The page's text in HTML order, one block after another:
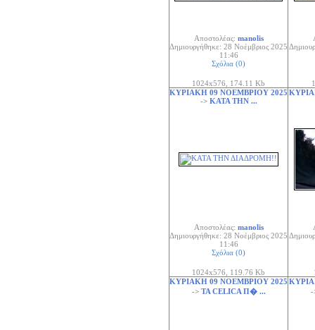
Αποστολέας: manolis
Δημιουργήθηκε: 28 Νοέμβριος 2025
11:46
Σχόλια (0)
1024x576, 174.11 Kb
ΚΥΡΙΑΚΗ 09 ΝΟΕΜΒΡΙΟΥ 2025
-> ΚΑΤΑ ΤΗΝ ...
Αποστολέας: manolis
Δημιουργήθηκε: 28 Νοέμβριος 2025
11:46
Σχόλια (0)
1024x576, 119.76 Kb
ΚΥΡΙΑΚΗ 09 ΝΟΕΜΒΡΙΟΥ 2025
-> ΤΑ CELICA Π� ...